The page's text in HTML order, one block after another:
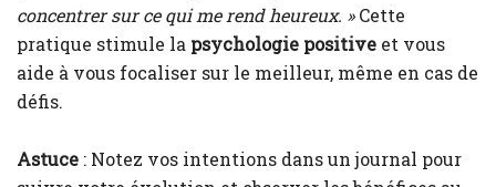
concentrer sur ce qui me rend heureux. »Cette
pratique stimule la psychologie positive et vous
aide à vous focaliser sur le meilleur, même en cas de
défis.
Astuce : Notez vos intentions dans un journal pour